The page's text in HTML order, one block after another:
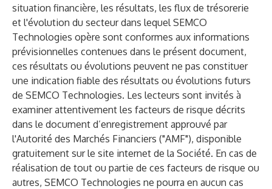
situation financière, les résultats, les flux de trésorerie
et l'évolution du secteur dans lequel SEMCO
Technologies opère sont conformes aux informations
prévisionnelles contenues dans le présent document,
ces résultats ou évolutions peuvent ne pas constituer
une indication fiable des résultats ou évolutions futurs
de SEMCO Technologies. Les lecteurs sont invités à
examiner attentivement les facteurs de risque décrits
dans le document d’enregistrement approuvé par
l'Autorité des Marchés Financiers ("AMF"), disponible
gratuitement sur le site internet de la Société. En cas de
réalisation de tout ou partie de ces facteurs de risque ou
autres, SEMCO Technologies ne pourra en aucun cas